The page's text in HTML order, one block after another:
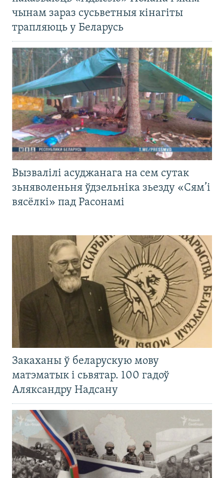
чынам зараз сусьветныя кінагіты
трапляюць у Беларусь
Вызвалілі асуджанага на сем сутак
зьняволеньня ўдзельніка зьезду «Сям’і
вясёлкі» пад Расонамі
Закаханы ў беларускую мову
матэматык і сьвятар. 100 гадоў
Аляксандру Надсану